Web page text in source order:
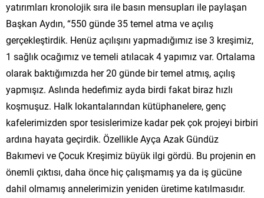
yatırımları kronolojik sıra ile basın mensupları ile paylaşan
Başkan Aydın, “550 günde 35 temel atma ve açılış
gerçekleştirdik. Henüz açılışını yapmadığımız ise 3 kreşimiz,
1 sağlık ocağımız ve temeli atılacak 4 yapımız var. Ortalama
olarak baktığımızda her 20 günde bir temel atmış, açılış
yapmışız. Aslında hedefimiz ayda birdi fakat biraz hızlı
koşmuşuz. Halk lokantalarından kütüphanelere, genç
kafelerimizden spor tesislerimize kadar pek çok projeyi birbiri
ardına hayata geçirdik. Özellikle Ayça Azak Gündüz
Bakımevi ve Çocuk Kreşimiz büyük ilgi gördü. Bu projenin en
önemli çıktısı, daha önce hiç çalışmamış ya da iş gücüne
dahil olmamış annelerimizin yeniden üretime katılmasıdır.